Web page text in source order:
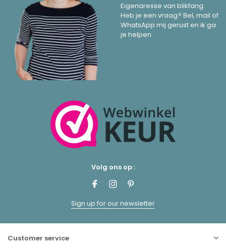
Eigenaresse van blikfang.
Heb je een vraag? Bel, mail of
WhatsApp mij gerust en ik ga
je helpen.
Volg ons op :
Sign up for our newsletter
Customer service